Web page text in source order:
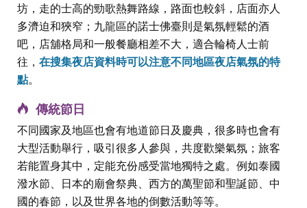
坊，走的士高的勁歌熱舞路線，路面也較斜，店面亦人
多濟迫和狹窄；九龍區的諾士佛臺則是氣氛輕鬆的酒
吧，店舖格局和一般餐廳相差不大，適合輪椅人士前
往， 在搜集夜店資料時可以注意不同地區夜店氣氛的特
點。
傳統節日
不同國家及地區也會有地道節日及慶典，很多時也會有
大型活動舉行，吸引很多人參與，共度歡樂氣氛；旅客
若能置身其中，定能充份感受當地獨特之處。例如泰國
潑水節、日本的廟會祭典、西方的萬聖節和聖誕節、中
國的春節，以及世界各地的倒數活動等等。